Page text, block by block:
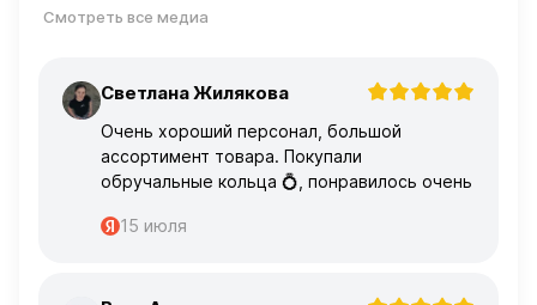
Смотреть все медиа
С Светлана Жилякова
Очень хороший персонал, большой
ассортимент товара. Покупали
обручальные кольца 💍, понравилось очень
15 июля